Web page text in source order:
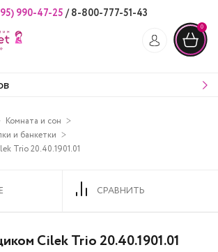
990-47-25 /8-800-777-51-43
0
Комната и сон
и банкетки
Trio 20.40.1901.01
СРАВНИТЬ
Сilek Trio 20.40.1901.01